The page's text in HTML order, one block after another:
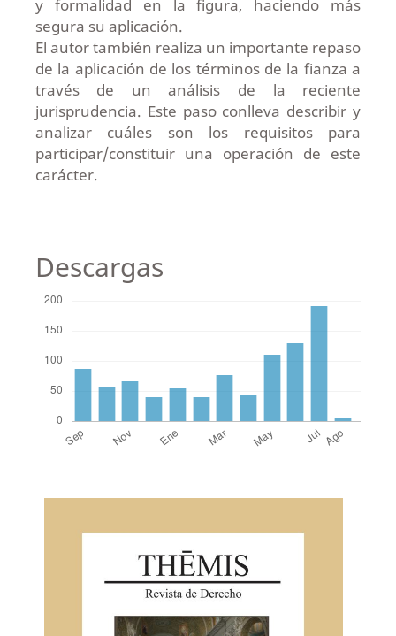
y formalidad en la figura, haciendo más
segura su aplicación.
El autor también realiza un importante repaso
de la aplicación de los términos de la fianza a
través de un análisis de la reciente
jurisprudencia. Este paso conlleva describir y
analizar cuáles son los requisitos para
participar/constituir una operación de este
carácter.
Descargas